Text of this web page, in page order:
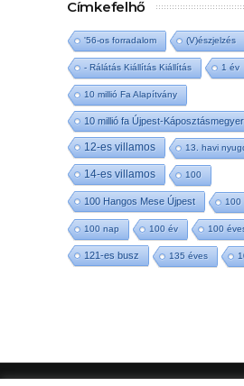
Címkefelhő
'56-os forradalom (V)észjelzés
- Rálátás Kiállítás Kiállítás 1 év
10 millió Fa Alapítvány
10 millió fa Újpest-Káposztásmegyer
12-es villamos 13. havi
14-es villamos 100
100 Hangos Mese Újpest 100
100 nap 100 év 100
121-es busz 135 éves